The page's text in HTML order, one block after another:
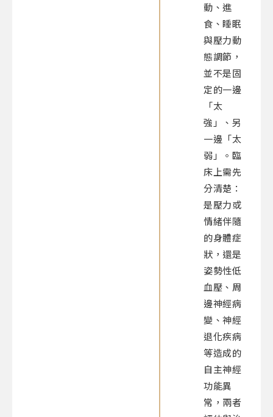
動、進
食、睡眠
與壓力動
態調節，
並不是固
定的一邊
「太
強」、另
一邊「太
弱」。臨
床上需先
分清楚：
是壓力或
情緒伴隨
的身體症
狀，還是
姿勢性低
血壓、周
邊神經病
變、神經
退化疾病
等造成的
自主神經
功能異
常，兩者